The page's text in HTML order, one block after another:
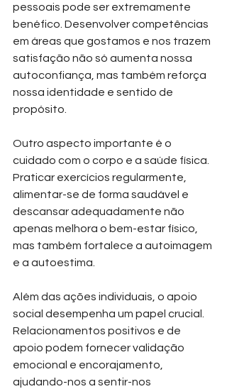
pessoais pode ser extremamente
benéfico. Desenvolver competências
em áreas que gostamos e nos trazem
satisfação não só aumenta nossa
autoconfiança, mas também reforça
nossa identidade e sentido de
propósito.
Outro aspecto importante é o
cuidado com o corpo e a saúde física.
Praticar exercícios regularmente,
alimentar-se de forma saudável e
descansar adequadamente não
apenas melhora o bem-estar físico,
mas também fortalece a autoimagem
e a autoestima.
Além das ações individuais, o apoio
social desempenha um papel crucial.
Relacionamentos positivos e de
apoio podem fornecer validação
emocional e encorajamento,
ajudando-nos a sentir-nos